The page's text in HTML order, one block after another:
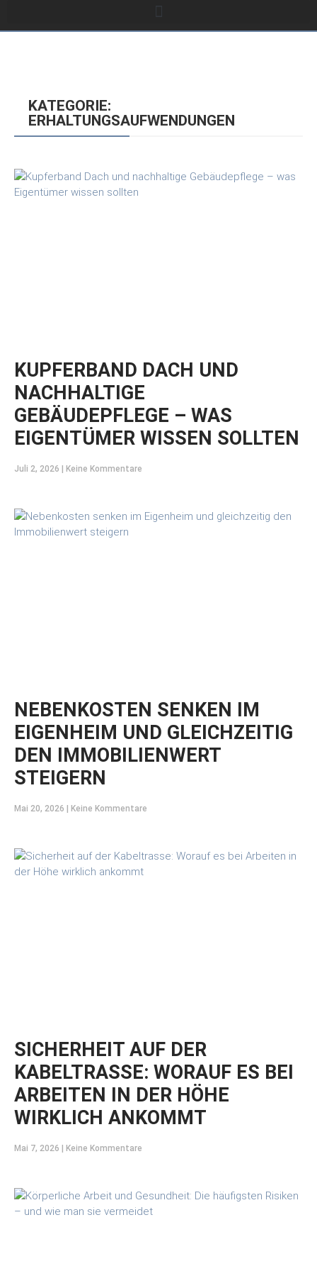
KATEGORIE:
ERHALTUNGSAUFWENDUNGEN
KUPFERBAND DACH UND
NACHHALTIGE
GEBÄUDEPFLEGE – WAS
EIGENTÜMER WISSEN SOLLTEN
Juli 2, 2026 Keine Kommentare
NEBENKOSTEN SENKEN IM
EIGENHEIM UND GLEICHZEITIG
DEN IMMOBILIENWERT
STEIGERN
Mai 20, 2026 Keine Kommentare
SICHERHEIT AUF DER
KABELTRASSE: WORAUF ES BEI
ARBEITEN IN DER HÖHE
WIRKLICH ANKOMMT
Mai 7, 2026 Keine Kommentare